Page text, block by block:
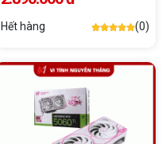
Hết hàng (0)